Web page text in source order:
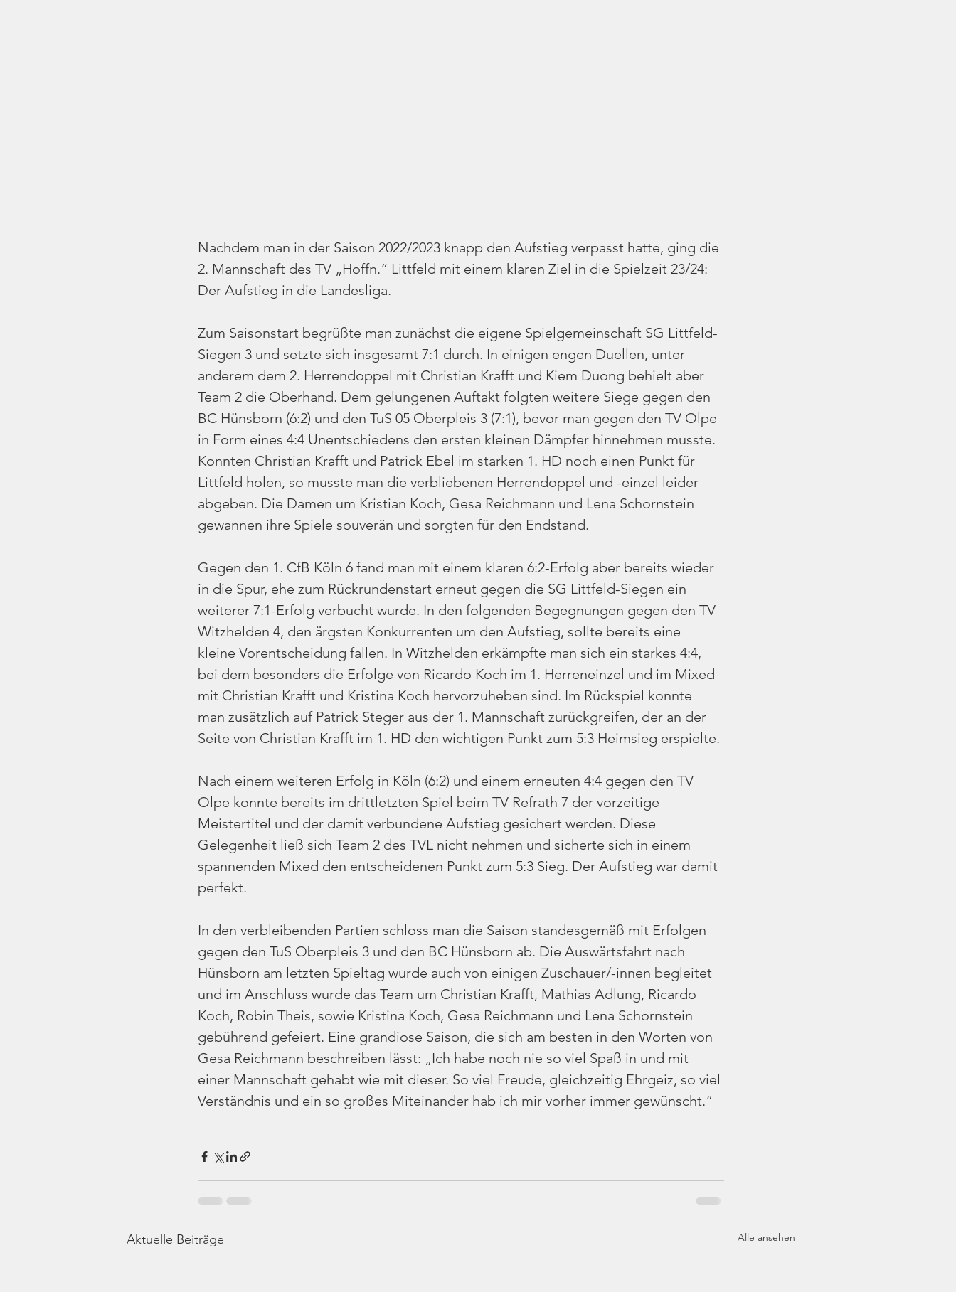
Nachdem man in der Saison 2022/2023 knapp den Aufstieg verpasst hatte, ging die
2. Mannschaft des TV „Hoffn.“ Littfeld mit einem klaren Ziel in die Spielzeit 23/24:
Der Aufstieg in die Landesliga.
Zum Saisonstart begrüßte man zunächst die eigene Spielgemeinschaft SG Littfeld-
Siegen 3 und setzte sich insgesamt 7:1 durch. In einigen engen Duellen, unter
anderem dem 2. Herrendoppel mit Christian Krafft und Kiem Duong behielt aber
Team 2 die Oberhand. Dem gelungenen Auftakt folgten weitere Siege gegen den
BC Hünsborn (6:2) und den TuS 05 Oberpleis 3 (7:1), bevor man gegen den TV Olpe
in Form eines 4:4 Unentschiedens den ersten kleinen Dämpfer hinnehmen musste.
Konnten Christian Krafft und Patrick Ebel im starken 1. HD noch einen Punkt für
Littfeld holen, so musste man die verbliebenen Herrendoppel und -einzel leider
abgeben. Die Damen um Kristian Koch, Gesa Reichmann und Lena Schornstein
gewannen ihre Spiele souverän und sorgten für den Endstand.
Gegen den 1. CfB Köln 6 fand man mit einem klaren 6:2-Erfolg aber bereits wieder
in die Spur, ehe zum Rückrundenstart erneut gegen die SG Littfeld-Siegen ein
weiterer 7:1-Erfolg verbucht wurde. In den folgenden Begegnungen gegen den TV
Witzhelden 4, den ärgsten Konkurrenten um den Aufstieg, sollte bereits eine
kleine Vorentscheidung fallen. In Witzhelden erkämpfte man sich ein starkes 4:4,
bei dem besonders die Erfolge von Ricardo Koch im 1. Herreneinzel und im Mixed
mit Christian Krafft und Kristina Koch hervorzuheben sind. Im Rückspiel konnte
man zusätzlich auf Patrick Steger aus der 1. Mannschaft zurückgreifen, der an der
Seite von Christian Krafft im 1. HD den wichtigen Punkt zum 5:3 Heimsieg erspielte.
Nach einem weiteren Erfolg in Köln (6:2) und einem erneuten 4:4 gegen den TV
Olpe konnte bereits im drittletzten Spiel beim TV Refrath 7 der vorzeitige
Meistertitel und der damit verbundene Aufstieg gesichert werden. Diese
Gelegenheit ließ sich Team 2 des TVL nicht nehmen und sicherte sich in einem
spannenden Mixed den entscheidenen Punkt zum 5:3 Sieg. Der Aufstieg war damit
perfekt.
In den verbleibenden Partien schloss man die Saison standesgemäß mit Erfolgen
gegen den TuS Oberpleis 3 und den BC Hünsborn ab. Die Auswärtsfahrt nach
Hünsborn am letzten Spieltag wurde auch von einigen Zuschauer/-innen begleitet
und im Anschluss wurde das Team um Christian Krafft, Mathias Adlung, Ricardo
Koch, Robin Theis, sowie Kristina Koch, Gesa Reichmann und Lena Schornstein
gebührend gefeiert. Eine grandiose Saison, die sich am besten in den Worten von
Gesa Reichmann beschreiben lässt: „Ich habe noch nie so viel Spaß in und mit
einer Mannschaft gehabt wie mit dieser. So viel Freude, gleichzeitig Ehrgeiz, so viel
Verständnis und ein so großes Miteinander hab ich mir vorher immer gewünscht.“
Aktuelle Beiträge Alle ansehen